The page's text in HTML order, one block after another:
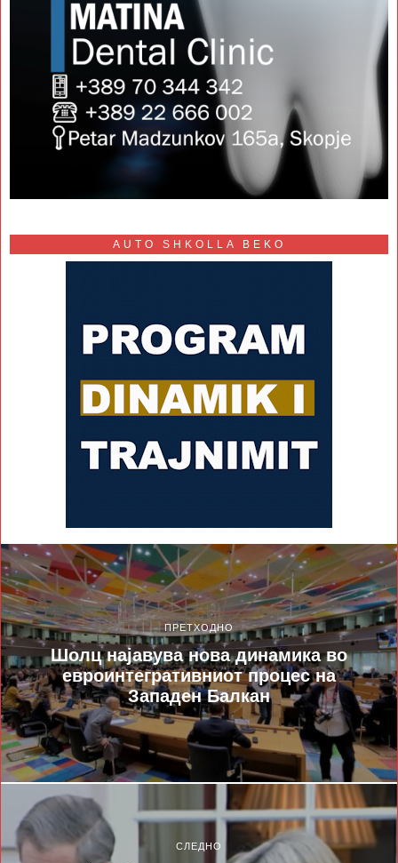
AUTO SHKOLLA BEKO
ПРЕТХОДНО
Шолц најавува нова динамика во
евроинтегративниот процес на
Западен Балкан
СЛЕДНО